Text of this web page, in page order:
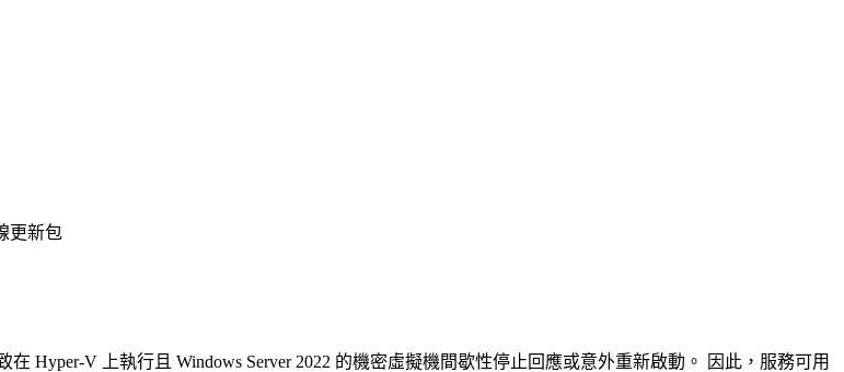
更新包
Hyper-V 上執行且 Windows Server 2022 的機密虛擬機間歇性停止回應或意外重新啟動。 因此，服務可用